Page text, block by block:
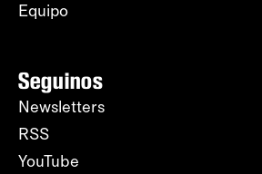
Equipo
Seguinos
Newsletters
RSS
YouTube